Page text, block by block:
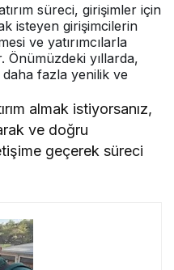
süreci, girişimler için
isteyen girişimcilerin
ve yatırımcılarla
Önümüzdeki yıllarda,
daha fazla yenilik ve
almak istiyorsanız,
ve doğru
geçerek süreci